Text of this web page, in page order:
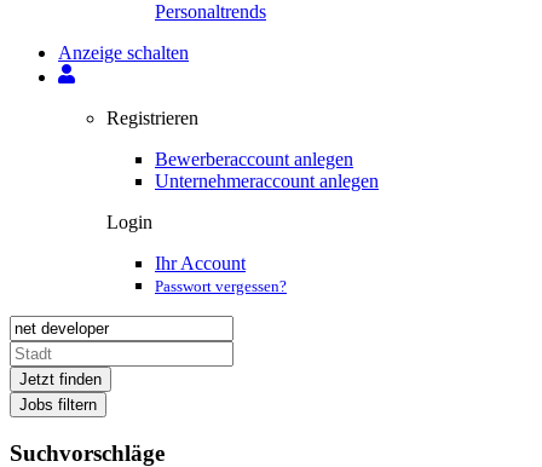
Personal­trends
Anzeige schalten
Registrieren
Bewerberaccount anlegen
Unternehmeraccount anlegen
Login
Ihr Account
Passwort vergessen?
Jetzt finden
Jobs filtern
Suchvorschläge